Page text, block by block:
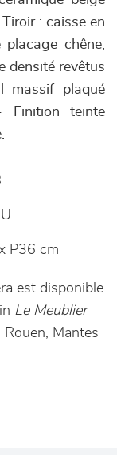
: caisse en
chêne,
densité revêtus
massif plaqué
teinte
P36 cm
est disponible
Le Meublier
Mantes